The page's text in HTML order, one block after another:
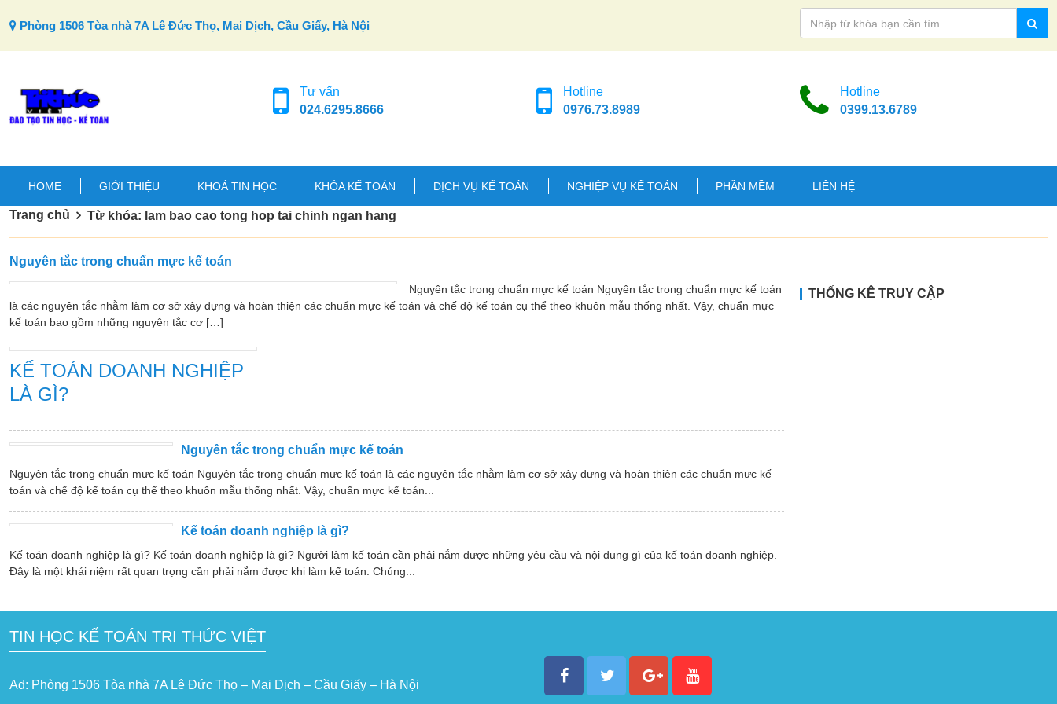
Phòng 1506 Tòa nhà 7A Lê Đức Thọ, Mai Dịch, Cầu Giấy, Hà Nội
Tư vấn
024.6295.8666
Hotline
0976.73.8989
Hotline
0399.13.6789
HOME GIỚI THIỆU KHOÁ TIN HỌC KHÓA KẾ TOÁN DỊCH VỤ KẾ TOÁN NGHIỆP VỤ KẾ TOÁN PHẦN MỀM LIÊN HỆ
Trang chủ Từ khóa: lam bao cao tong hop tai chinh ngan hang
Nguyên tắc trong chuẩn mực kế toán
Nguyên tắc trong chuẩn mực kế toán Nguyên tắc trong chuẩn mực kế toán
là các nguyên tắc nhằm làm cơ sở xây dựng và hoàn thiện các chuẩn mực kế toán và chế độ kế toán cụ thể theo khuôn mẫu thống nhất. Vậy, chuẩn mực
kế toán bao gồm những nguyên tắc cơ […]
KẾ TOÁN DOANH NGHIỆP
LÀ GÌ?
Nguyên tắc trong chuẩn mực kế toán
Nguyên tắc trong chuẩn mực kế toán Nguyên tắc trong chuẩn mực kế toán là các nguyên tắc nhằm làm cơ sở xây dựng và hoàn thiện các chuẩn mực kế
toán và chế độ kế toán cụ thể theo khuôn mẫu thống nhất. Vậy, chuẩn mực kế toán...
Kế toán doanh nghiệp là gì?
Kế toán doanh nghiệp là gì? Kế toán doanh nghiệp là gì? Người làm kế toán cần phải nắm được những yêu cầu và nội dung gì của kế toán doanh nghiệp.
Đây là một khái niệm rất quan trọng cần phải nắm được khi làm kế toán. Chúng...
THỐNG KÊ TRUY CẬP
TIN HỌC KẾ TOÁN TRI THỨC VIỆT
Ad: Phòng 1506 Tòa nhà 7A Lê Đức Thọ – Mai Dịch – Cầu Giấy – Hà Nội